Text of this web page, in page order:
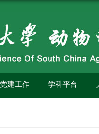
党建工作 学科平台